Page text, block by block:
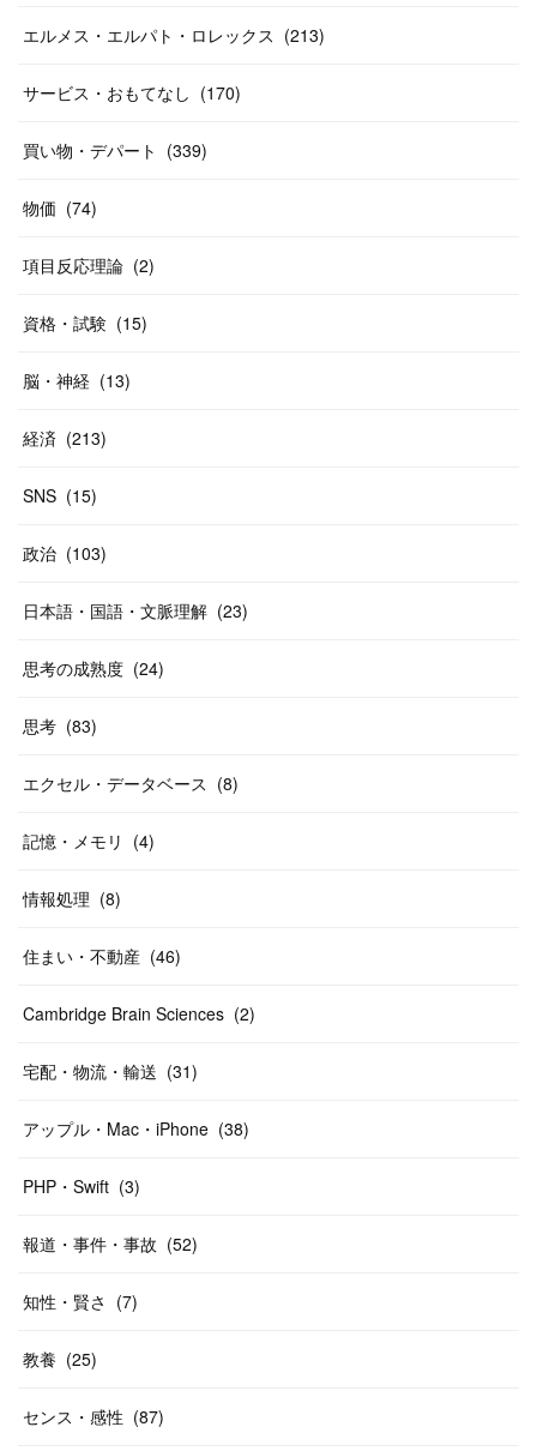
(26
(14
(46
(20
(31
58)
10
(20
エルメス・エルパト・ロレックス (213)
サービス・おもてなし (170)
買い物・デパート (339)
物価 (74)
項目反応理論 (2)
資格・試験 (15)
脳・神経 (13)
経済 (213)
SNS (15)
政治 (103)
日本語・国語・文脈理解 (23)
思考の成熟度 (24)
思考 (83)
エクセル・データベース (8)
記憶・メモリ (4)
情報処理 (8)
住まい・不動産 (46)
Cambridge Brain Sciences (2)
宅配・物流・輸送 (31)
アップル・Mac・iPhone (38)
PHP・Swift (3)
報道・事件・事故 (52)
知性・賢さ (7)
教養 (25)
センス・感性 (87)